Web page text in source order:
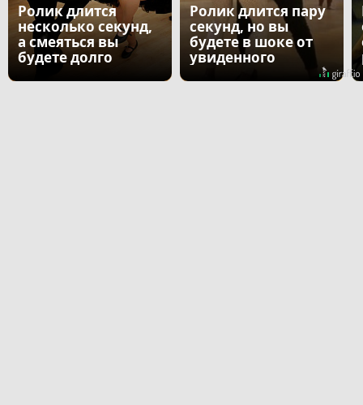
Ролик длится
несколько секунд,
а смеяться вы
будете долго
Ролик длится пару
секунд, но вы
будете в шоке от
увиденного